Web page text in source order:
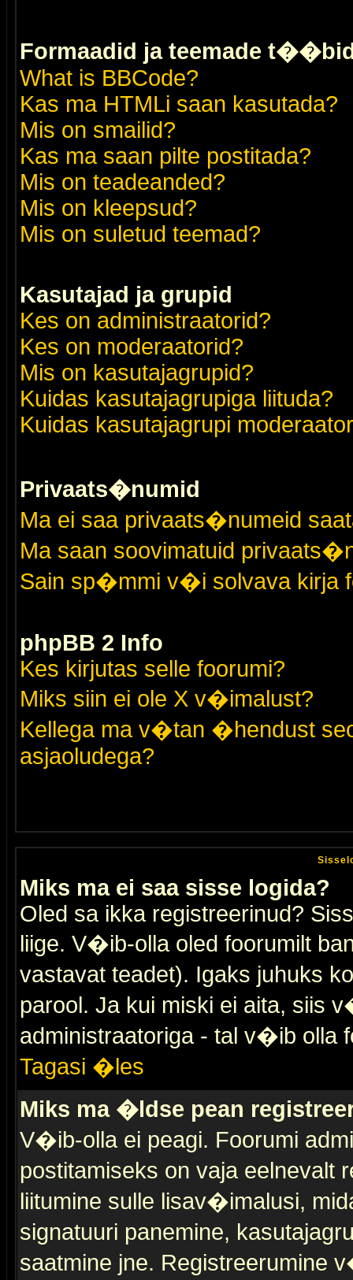
Formaadid ja teemade
What is BBCode?
Kas ma HTMLi saan kasutada?
Mis on smailid?
Kas ma saan pilte postitada?
Mis on teadeanded?
Mis on kleepsud?
Mis on suletud teemad?
Kasutajad ja grupid
Kes on administraatorid?
Kes on moderaatorid?
Mis on kasutajagrupid?
Kuidas kasutajagrupiga liituda?
Kuidas kasutajagrupi
Privaats�numid
Ma ei saa privaats�numeid
Ma saan soovimatuid
Sain sp�mmi v�i solvava kirja
phpBB 2 Info
Kes kirjutas selle foorumi?
Miks siin ei ole X v�imalust?
Kellega ma v�tan �hendust
asjaoludega?
Miks ma ei saa sisse logida?
Oled sa ikka registreerinud?
liige. V�ib-olla oled foorumilt
vastavat teadet). Igaks juhuks
parool. Ja kui miski ei aita, siis
administraatoriga - tal v�ib olla
Tagasi �les
Miks ma �ldse pean
V�ib-olla ei peagi. Foorumi
postitamiseks on vaja eelnevalt
liitumine sulle lisav�imalusi,
signatuuri panemine,
saatmine jne. Registreerumine